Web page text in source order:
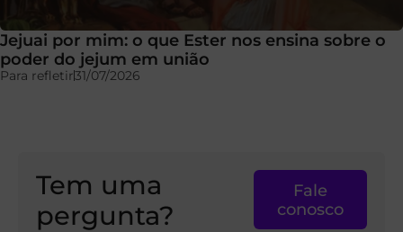
Jejuai por mim: o que Ester nos ensina sobre o
poder do jejum em união
Para refletir31/07/2026
Tem uma
pergunta?
Fale
conosco